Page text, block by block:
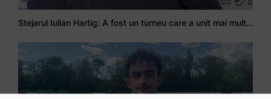
Stejarul Iulian Hartig: A fost un turneu care a unit mai mult echipa